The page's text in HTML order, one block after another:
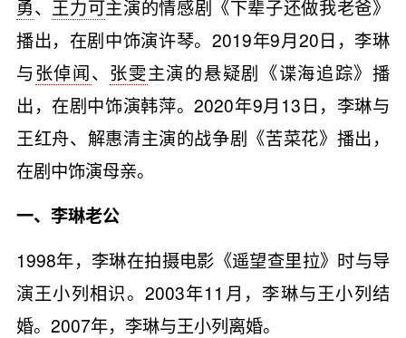
勇、 王力可主演的情感剧《下辈子还做我老爸》
播出，在剧中饰演许琴。2019年9月20日，李琳
与张倬闻、 张雯主演的悬疑剧《谍海追踪》播
出，在剧中饰演韩萍。2020年9月13日，李琳与
王红舟、解惠清主演的战争剧《苦菜花》播出，
在剧中饰演母亲。
一、李琳老公
1998年，李琳在拍摄电影《遥望查里拉》时与导
演王小列相识。2003年11月，李琳与王小列结
婚。2007年，李琳与王小列离婚。